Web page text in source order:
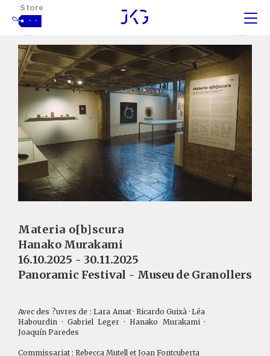
Store
- -
Materia o[b]scura
Hanako Murakami
16.10.2025 - 30.11.2025
Panoramic Festival - Museu de Granollers
Avec des ?uvres de : Lara Amat · Ricardo Guixà · Léa
Habourdin · Gabriel Leger · Hanako Murakami ·
Joaquín Paredes
Commissariat : Rebecca Mutell et Joan Fontcuberta